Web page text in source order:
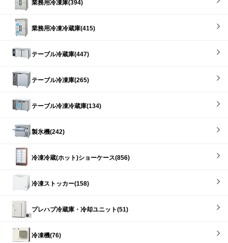
業務用冷凍庫(394)
業務用冷凍冷蔵庫(415)
テーブル冷蔵庫(447)
テーブル冷凍庫(265)
テーブル冷凍冷蔵庫(134)
製氷機(242)
冷凍冷蔵(ホット)ショーケース(856)
冷凍ストッカー(158)
プレハブ冷蔵庫・冷却ユニット(51)
冷凍機(76)